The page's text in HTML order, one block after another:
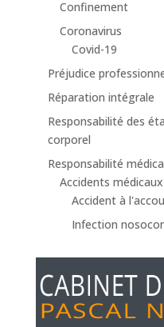
Confinement
Coronavirus
Covid-19
Préjudice
Réparation intégrale
Responsabilité des
corporel
Responsabilité
Accidents médicaux
Accident à
Infection